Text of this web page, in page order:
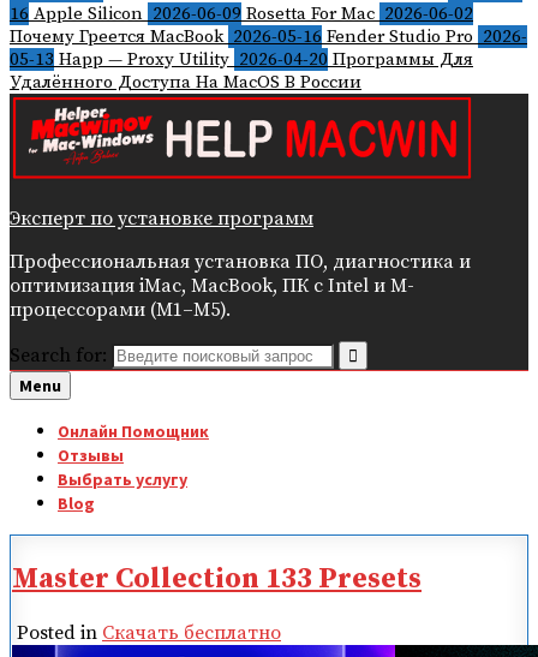
16 Apple Silicon 2026-06-09 Rosetta For Mac 2026-06-02
Почему Греется MacBook 2026-05-16 Fender Studio Pro 2026-
05-13 Happ — Proxy Utility 2026-04-20 Программы Для
Удалённого Доступа На MacOS В России
Эксперт по установке программ
Профессиональная установка ПО, диагностика и
оптимизация iMac, MacBook, ПК с Intel и M-
процессорами (M1–M5).
Search for:
Menu
Онлайн Помощник
Отзывы
Выбрать услугу
Blog
Master Collection 133 Presets
Posted in Скачать бесплатно